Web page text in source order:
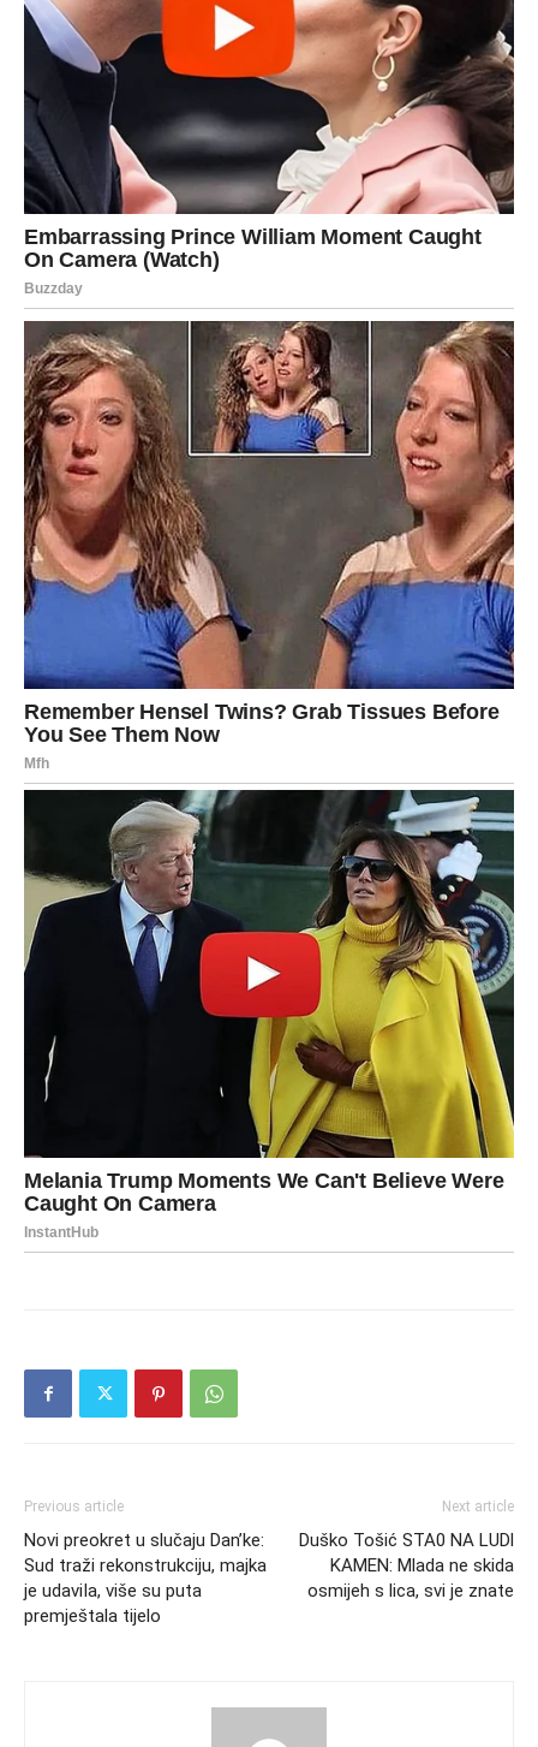
Previous article
Novi preokret u slučaju Dan’ke:
Sud traži rekonstrukciju, majka
je udaviIa, više su puta
premještala tijelo
Next article
Duško Tošić STA0 NA LUDl
KAMEN: Mlada ne skida
osmijeh s lica, svi je znate